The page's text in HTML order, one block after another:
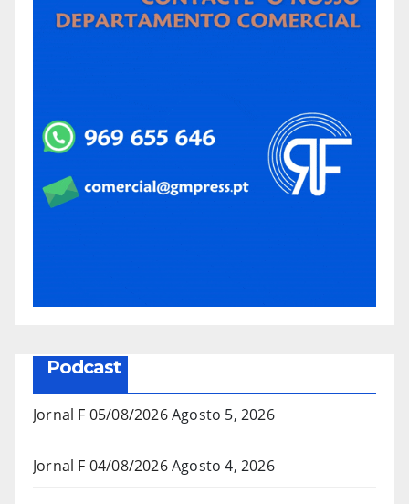
Podcast
Jornal F 05/08/2026Agosto 5, 2026
Jornal F 04/08/2026Agosto 4, 2026